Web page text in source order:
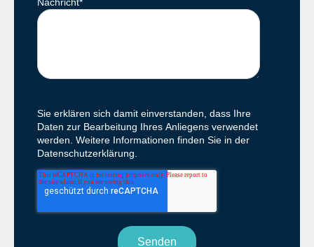
Sie erklären sich damit einverstanden, dass Ihre
Daten zur Bearbeitung Ihres Anliegens verwendet
werden. Weitere Informationen finden Sie in der
Datenschutzerklärung.